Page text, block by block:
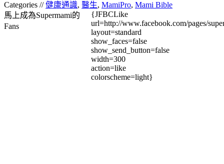
Categories //健康通識, 醫生, MamiPro, Mami Bible
馬上成為Supermami的
Fans
{JFBCLike
url=http://www.facebook.com/pages/
layout=standard
show_faces=false
show_send_button=false
width=300
action=like
colorscheme=light}